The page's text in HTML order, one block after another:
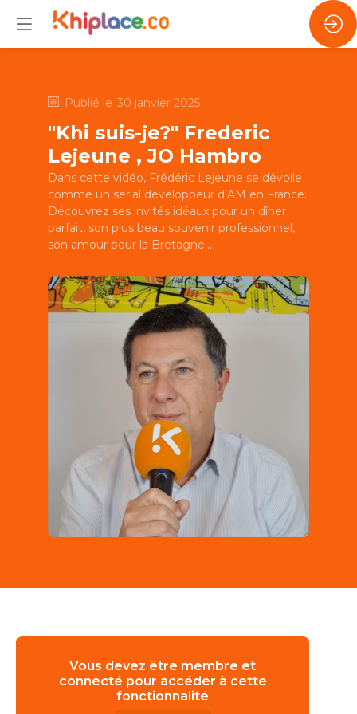
Publié le 30 janvier 2025
"Khi suis-je?" Frederic
Lejeune , JO Hambro
Dans cette vidéo, Frédéric Lejeune se dévoile
comme un serial développeur d’AM en France.
Découvrez ses invités idéaux pour un dîner
parfait, son plus beau souvenir professionnel,
son amour pour la Bretagne...
Vous devez être membre et
connecté pour accéder à cette
fonctionnalité